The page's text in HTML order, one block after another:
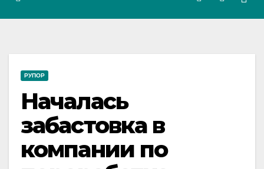
РУПОР
Началась
забастовка в
компании по